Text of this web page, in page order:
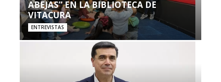
ABEJAS” EN LA BIBLIOTECA DE
VITACURA
ENTREVISTAS